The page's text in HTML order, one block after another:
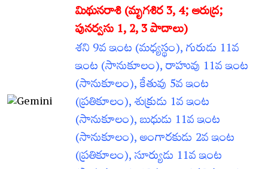
మిథునరాశి (మృగశిర 3, 4; ఆరుద్ర;
పునర్వసు 1, 2, 3 పాదాలు)
శని 9వ ఇంట (మధ్యస్థం), గురుడు 11వ
ఇంట (సానుకూలం), రాహువు 11వ ఇంట
(సానుకూలం), కేతువు 5వ ఇంట
(ప్రతికూలం), శుక్రుడు 1వ ఇంట
(సానుకూలం), బుధుడు 11వ ఇంట
(సానుకూలం), అంగారకుడు 2వ ఇంట
(ప్రతికూలం), సూర్యుడు 11వ ఇంట